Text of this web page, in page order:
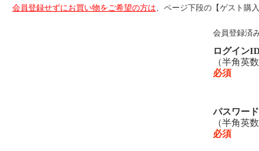
会員登録せずにお買い物をご希望の方は、ページ下段の【ゲスト購
会員登録済
ログインID
（半角英
必須
パスワード
（半角英
必須